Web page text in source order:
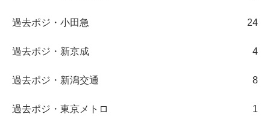
過去ポジ・小田急 24
過去ポジ・新京成 4
過去ポジ・新潟交通 8
過去ポジ・東京メトロ 1